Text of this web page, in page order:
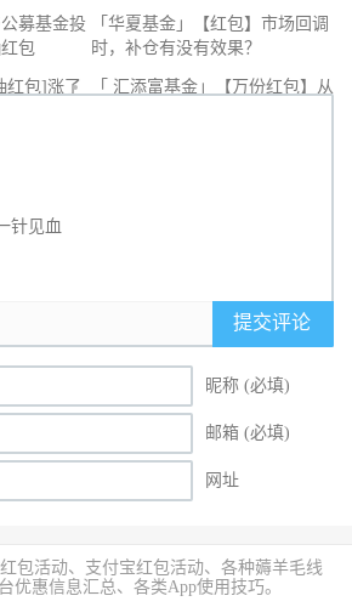
募基金投
包
「华夏基金」【红包】市场回调
时，补仓有没有效果？
红包]​涨了
「 汇添富基金」【万份红包】从
充值话
提交评论
昵称 (必填)
邮箱 (必填)
网址
包活动、支付宝红包活动、各种薅羊毛线
优惠信息汇总、各类App使用技巧。